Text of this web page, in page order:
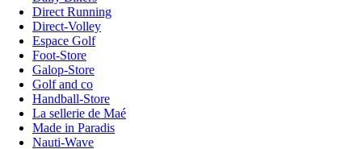
Direct Running
Direct-Volley
Espace Golf
Foot-Store
Galop-Store
Golf and co
Handball-Store
La sellerie de Maé
Made in Paradis
Nauti-Wave